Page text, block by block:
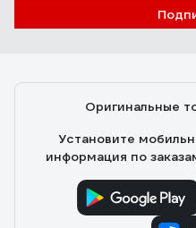
транспортировке нужно
Оригинальные
Установите
информация по